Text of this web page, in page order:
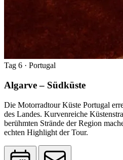
Tag 6 · Portugal
Algarve – Südküste
Die Motorradtour Küste Portugal
des Landes. Kurvenreiche
berühmten Strände der Region
echten Highlight der Tour.